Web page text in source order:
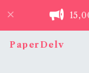
PaperDelv